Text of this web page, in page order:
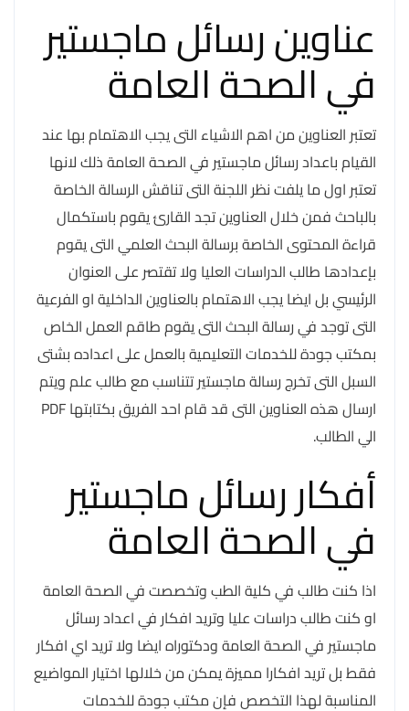
عناوين رسائل ماجستير
في الصحة العامة
تعتبر العناوين من اهم الاشياء التى يجب الاهتمام بها عند
القيام باعداد رسائل ماجستير في الصحة العامة ذلك لانها
تعتبر اول ما يلفت نظر اللجنة التى تناقش الرسالة الخاصة
بالباحث فمن خلال العناوين تجد القارئ يقوم باستكمال
قراءة المحتوى الخاصة برسالة البحث العلمي التى يقوم
بإعدادها طالب الدراسات العليا ولا تقتصر على العنوان
الرئيسي بل ايضا يجب الاهتمام بالعناوين الداخلية او الفرعية
التى توجد في رسالة البحث التى يقوم طاقم العمل الخاص
بمكتب جودة للخدمات التعليمية بالعمل على اعداده بشتى
السبل التى تخرج رسالة ماجستير تتناسب مع طالب علم ويتم
ارسال هذه العناوين التى قد قام احد الفريق بكتابتها PDF
الي الطالب.
أفكار رسائل ماجستير
في الصحة العامة
اذا كنت طالب في كلية الطب وتخصصت في الصحة العامة
او كنت طالب دراسات عليا وتريد افكار في اعداد رسائل
ماجستير في الصحة العامة ودكتوراه ايضا ولا تريد اي افكار
فقط بل تريد افكارا مميزة يمكن من خلالها اختيار المواضيع
المناسبة لهذا التخصص فإن مكتب جودة للخدمات